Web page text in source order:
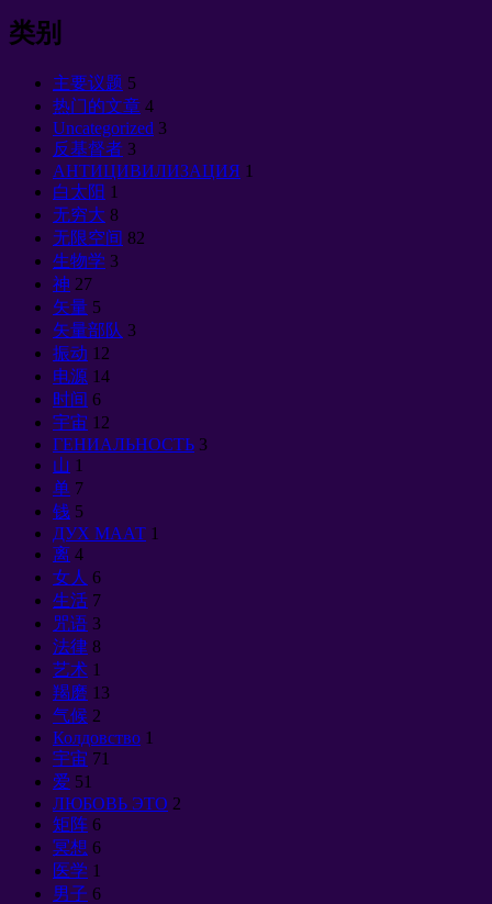
类别
主要议题 5
热门的文章 4
Uncategorized 3
反基督者 3
АНТИЦИВИЛИЗАЦИЯ 1
白太阳 1
无穷大 8
无限空间 82
生物学 3
神 27
矢量 5
矢量部队 3
振动 12
电源 14
时间 6
宇宙 12
ГЕНИАЛЬНОСТЬ 3
山 1
单 7
钱 5
ДУХ МААТ 1
离 4
女人 6
生活 7
咒语 3
法律 8
艺术 1
羯磨 13
气候 2
Колдовство 1
宇宙 71
爱 51
ЛЮБОВЬ ЭТО 2
矩阵 6
冥想 6
医学 1
男子 6